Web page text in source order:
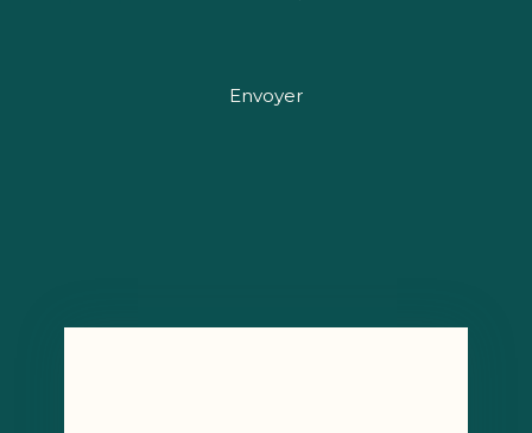
Envoyer